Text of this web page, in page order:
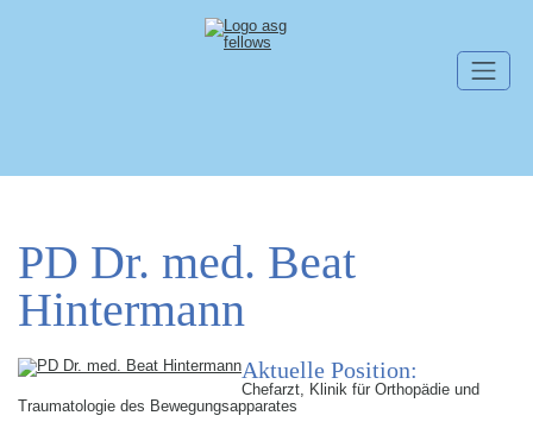
PD Dr. med. Beat
Hintermann
Aktuelle Position:
Chefarzt, Klinik für Orthopädie und
Traumatologie des Bewegungsapparates